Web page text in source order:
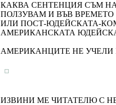
КАКВА СЕНТЕНЦИЯ СЪМ
ПОЛЗУВАМ И ВЪВ
ИЛИ ПОСТ-ЮДЕЙСКАТА-
АМЕРИКАНСКАТА
АМЕРИКАНЦИТЕ НЕ УЧЕЛИ
ИЗВИНИ МЕ ЧИТАТЕЛЮ С